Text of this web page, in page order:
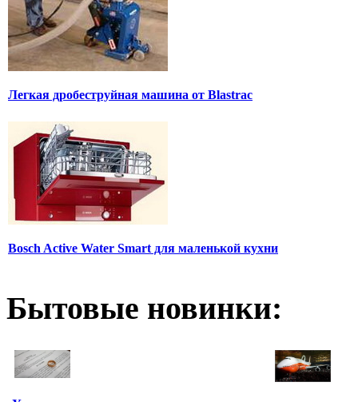
Легкая дробеструйная машина от Blastrac
Bosch Active Water Smart для маленькой кухни
Бытовые новинки: